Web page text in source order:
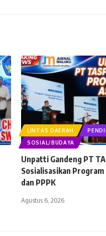
LINTAS DAERAH
SOSIAL/BUDAYA
Unpatti Gandeng PT
Sosialisasikan Program
dan PPPK
Agustus 6, 2026